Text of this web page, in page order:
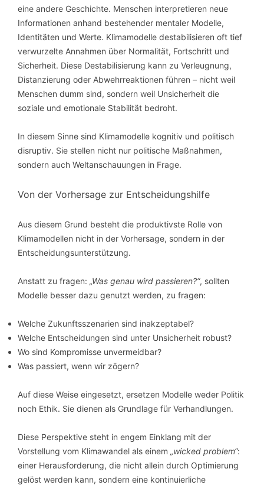
eine andere Geschichte. Menschen interpretieren neue
Informationen anhand bestehender mentaler Modelle,
Identitäten und Werte. Klimamodelle destabilisieren oft tief
verwurzelte Annahmen über Normalität, Fortschritt und
Sicherheit. Diese Destabilisierung kann zu Verleugnung,
Distanzierung oder Abwehrreaktionen führen – nicht weil
Menschen dumm sind, sondern weil Unsicherheit die
soziale und emotionale Stabilität bedroht.
In diesem Sinne sind Klimamodelle kognitiv und politisch
disruptiv. Sie stellen nicht nur politische Maßnahmen,
sondern auch Weltanschauungen in Frage.
Von der Vorhersage zur Entscheidungshilfe
Aus diesem Grund besteht die produktivste Rolle von
Klimamodellen nicht in der Vorhersage, sondern in der
Entscheidungsunterstützung.
Anstatt zu fragen: „Was genau wird passieren?“, sollten
Modelle besser dazu genutzt werden, zu fragen:
Welche Zukunftsszenarien sind inakzeptabel?
Welche Entscheidungen sind unter Unsicherheit robust?
Wo sind Kompromisse unvermeidbar?
Was passiert, wenn wir zögern?
Auf diese Weise eingesetzt, ersetzen Modelle weder Politik
noch Ethik. Sie dienen als Grundlage für Verhandlungen.
Diese Perspektive steht in engem Einklang mit der
Vorstellung vom Klimawandel als einem „wicked problem“:
einer Herausforderung, die nicht allein durch Optimierung
gelöst werden kann, sondern eine kontinuierliche